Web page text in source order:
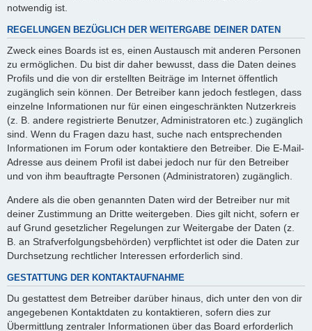
notwendig ist.
REGELUNGEN BEZÜGLICH DER WEITERGABE DEINER DATEN
Zweck eines Boards ist es, einen Austausch mit anderen Personen
zu ermöglichen. Du bist dir daher bewusst, dass die Daten deines
Profils und die von dir erstellten Beiträge im Internet öffentlich
zugänglich sein können. Der Betreiber kann jedoch festlegen, dass
einzelne Informationen nur für einen eingeschränkten Nutzerkreis
(z. B. andere registrierte Benutzer, Administratoren etc.) zugänglich
sind. Wenn du Fragen dazu hast, suche nach entsprechenden
Informationen im Forum oder kontaktiere den Betreiber. Die E-Mail-
Adresse aus deinem Profil ist dabei jedoch nur für den Betreiber
und von ihm beauftragte Personen (Administratoren) zugänglich.
Andere als die oben genannten Daten wird der Betreiber nur mit
deiner Zustimmung an Dritte weitergeben. Dies gilt nicht, sofern er
auf Grund gesetzlicher Regelungen zur Weitergabe der Daten (z.
B. an Strafverfolgungsbehörden) verpflichtet ist oder die Daten zur
Durchsetzung rechtlicher Interessen erforderlich sind.
GESTATTUNG DER KONTAKTAUFNAHME
Du gestattest dem Betreiber darüber hinaus, dich unter den von dir
angegebenen Kontaktdaten zu kontaktieren, sofern dies zur
Übermittlung zentraler Informationen über das Board erforderlich